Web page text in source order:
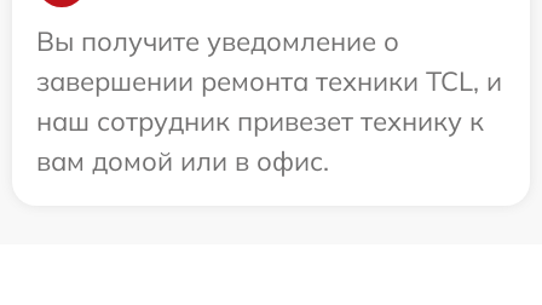
Вы получите уведомление о
завершении ремонта техники TCL, и
наш сотрудник привезет технику к
вам домой или в офис.